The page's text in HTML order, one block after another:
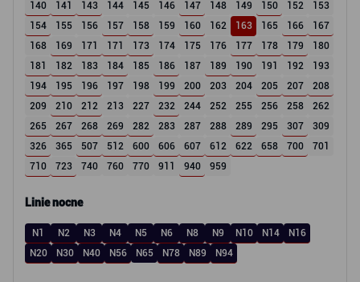
140
141 143 144 145 146 147 148 149 150 152
153
154
155 156 157 158 159 160 162 163 165 166
167
168
169 171 171 173 174 175 176 177 178 179
180
181
182 183 184 185 186 187 189 190 191 192
193
194
195 196 197 198 199 200 203 204 205 207
208
209
210 212 213 227 232 244 252 255 256 258
262
265
267 268 269 282 283 287 288 289 295 307
309
326
365 507 512 600 606 607 612 622 658 700
701
710
723 740 760 770 911 940 959
Linie nocne
N1 N2 N3 N4 N5 N6 N8 N9 N10 N14
N16
N20
N30 N40 N56 N65 N78 N89 N94